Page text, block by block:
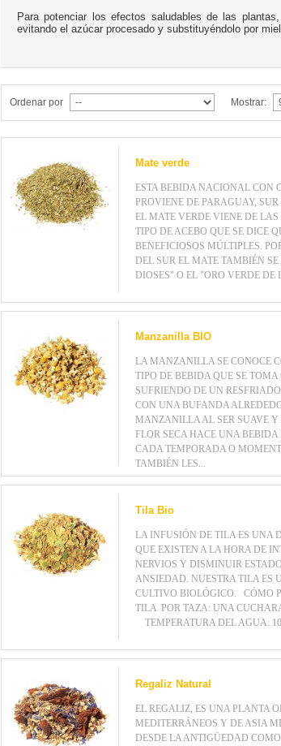
Para potenciar los efectos saludables de las
evitando el azúcar procesado y substituyéndolo por
Ordenar por Mostrar:
Mate verde
ESTA BEBIDA NACIONAL CON
PROVIENE DE PARAGUAY,
EL MATE VERDE VIENE DE
TIPO DE ACEBO QUE SE DICE
BENEFICIOSOS MÚLTIPLES.
DEL SUR EL MATE TAMBIÉN
DIOSES" O EL "ORO VERDE DE
Manzanilla BIO
LA MANZANILLA SE CONOCE
TIPO DE BEBIDA QUE SE TOMA
SUFRIENDO DE UN
CON UNA BUFANDA
MANZANILLA AL SER SUAVE Y
FLOR SECA HACE UNA
CADA TEMPORADA O
TAMBIÉN LES...
Tila Bio
LA INFUSIÓN DE TILA ES UNA
QUE EXISTEN A LA HORA DE
NERVIOS Y DISMINUIR
ANSIEDAD. NUESTRA TILA ES
CULTIVO BIOLÓGICO. CÓMO
TILA POR TAZA: UNA
TEMPERATURA DEL AGUA:
Regaliz Natural
EL REGALIZ, ES UNA PLANTA
MEDITERRÁNEOS Y DE ASIA
DESDE LA ANTIGÜEDAD